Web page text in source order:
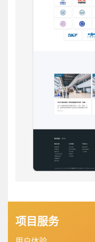
项目服务